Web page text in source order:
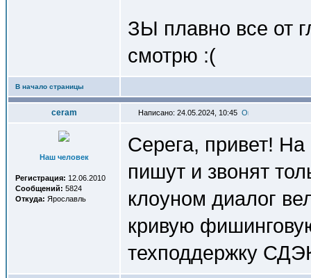
ЗЫ плавно все от
смотрю :(
В начало страницы
ceram Написано: 24.05.2024, 10:45
Наш человек
Регистрация: 12.06.2010
Сообщений: 5824
Откуда: Ярославль
Серега, привет! На
пишут и звонят
клоуном диалог
кривую
техподдержку